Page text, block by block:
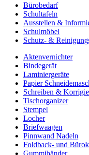
Bürobedarf
Schultafeln
Ausstellen &
Schulmöbel
Schutz- &
Aktenvernichter
Bindegerät
Laminiergeräte
Papier
Schreiben &
Tischorganizer
Stempel
Locher
Briefwaagen
Pinnwand Nadeln
Foldback- und
Gummibänder